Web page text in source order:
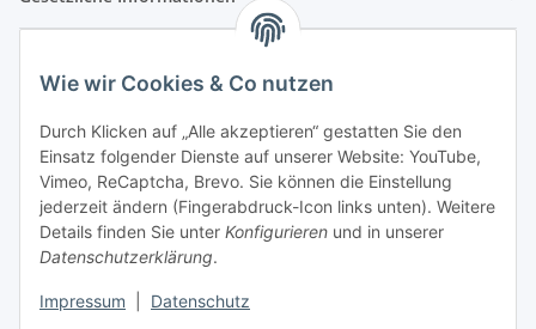
Wie wir Cookies & Co nutzen
Durch Klicken auf „Alle akzeptieren“ gestatten Sie den
Einsatz folgender Dienste auf unserer Website: YouTube,
Vimeo, ReCaptcha, Brevo. Sie können die Einstellung
jederzeit ändern (Fingerabdruck-Icon links unten). Weitere
Details finden Sie unter Konfigurieren und in unserer
Datenschutzerklärung.
Impressum Datenschutz